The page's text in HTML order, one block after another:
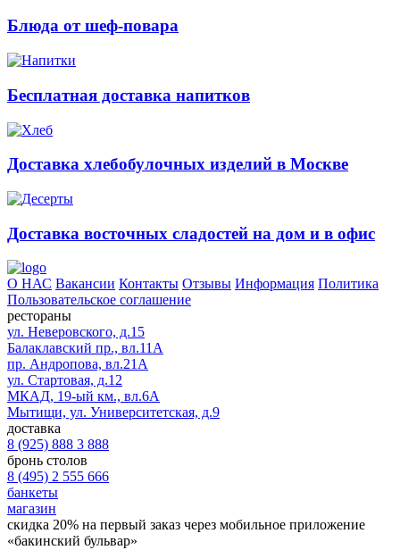
Блюда от шеф-повара
Бесплатная доставка напитков
Доставка хлебобулочных изделий в Москве
Доставка восточных сладостей на дом и в офис
О НАС Вакансии Контакты Отзывы Информация Политика
Пользовательское соглашение
рестораны
ул. Неверовского, д.15
Балаклавский пр., вл.11А
пр. Андропова, вл.21А
ул. Стартовая, д.12
МКАД, 19-ый км., вл.6А
Мытищи, ул. Университетская, д.9
доставка
8 (925) 888 3 888
бронь столов
8 (495) 2 555 666
банкеты
магазин
скидка 20% на первый заказ через мобильное приложение
«бакинский бульвар»